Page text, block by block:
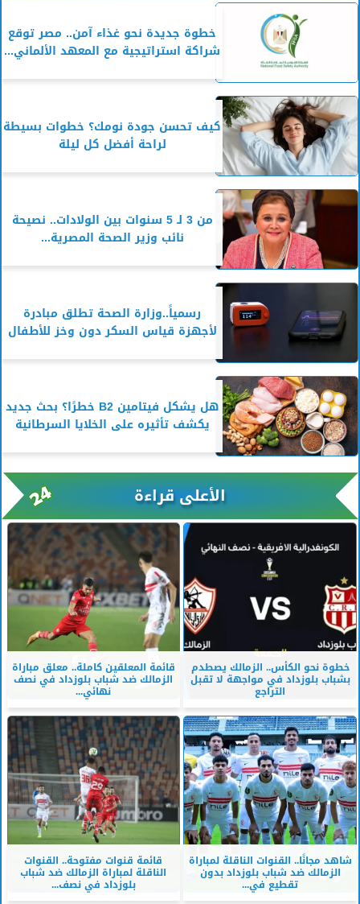
خطوة جديدة نحو غذاء آمن.. مصر توقع
شراكة استراتيجية مع المعهد الألماني...
كيف تحسن جودة نومك؟ خطوات بسيطة
لراحة أفضل كل ليلة
من 3 لـ 5 سنوات بين الولادات.. نصيحة
نائب وزير الصحة المصرية...
رسمياً..وزارة الصحة تطلق مبادرة
لأجهزة قياس السكر دون وخز للأطفال
هل يشكل فيتامين B2 خطرًا؟ بحث جديد
يكشف تأثيره على الخلايا السرطانية
الأعلى قراءة
خطوة نحو الكأس.. الزمالك يصطدم
بشباب بلوزداد في مواجهة لا تقبل
التراجع
قائمة المعلقين كاملة.. معلق مباراة
الزمالك ضد شباب بلوزداد في نصف
نهائي...
شاهد مجانًا.. القنوات الناقلة لمباراة
الزمالك ضد شباب بلوزداد بدون
تقطيع في...
قائمة قنوات مفتوحة.. القنوات
الناقلة لمباراة الزمالك ضد شباب
بلوزداد في نصف...